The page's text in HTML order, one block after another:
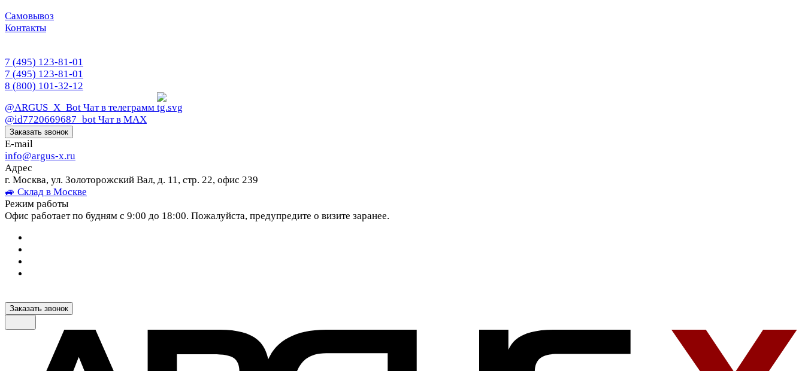
Самовывоз
Контакты
7 (495) 123-81-01
7 (495) 123-81-01
8 (800) 101-32-12
@ARGUS_X_Bot Чат в телеграмм
@id7720669687_bot Чат в МАХ
Заказать звонок
E-mail
info@argus-x.ru
Адрес
г. Москва, ул. Золоторожский Вал, д. 11, стр. 22, офис 239
🚙 Склад в Москве
Режим работы
Офис работает по будням с 9:00 до 18:00. Пожалуйста, предупредите о визите заранее.
Заказать звонок